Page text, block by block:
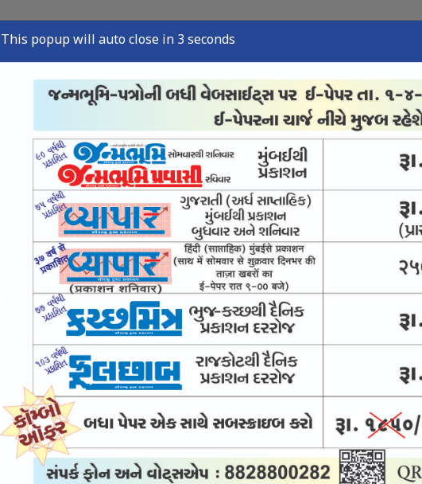
મુખ્ય સમાચાર ક્રાઇમ ન્યુઝ સ્પોર્ટ્સ ન્યુઝ તંત્રી લેખ
This popup will auto close in 2 seconds
નલિયા પોલીસે કોલસો લઇ જતી ટ્રક પકડી : બે શખ્સની અટકાયત
August 09, Sun, 2026
ગાંધીધામના શિપિંગ ઉદ્યોગકાર સાથે 1.50 કરોડની ઠગાઈ
August 09, Sun, 2026
એસબીઆઈની એપ ડાઉનલોડ કરાવવાનાં બહાને વૃદ્ધ સાથે 3.45 લાખની ઠગાઈ
August 09, Sun, 2026